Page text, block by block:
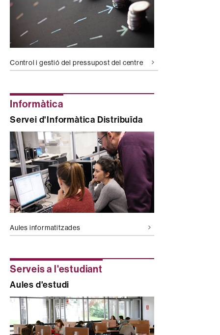
Control i gestió del pressupost del centre
Informàtica
Servei d'Informàtica Distribuïda
Aules informatitzades
Serveis a l'estudiant
Aules d'estudi